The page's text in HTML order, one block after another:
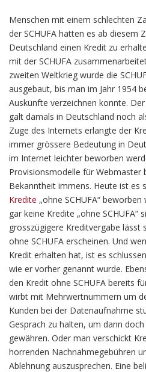
Menschen mit einem schlechten
der SCHUFA hatten es ab diesem
Deutschland einen Kredit zu
mit der SCHUFA
zweiten Weltkrieg wurde die
ausgebaut, bis man im Jahr 1954
Auskünfte verzeichnen konnte.
galt damals in Deutschland noch
Zuge des Internets erlangte der
immer grössere Bedeutung in
im Internet leichter beworben
Provisionsmodelle für Webmaster
Bekanntheit immens. Heute ist es
Kredite „ohne SCHUFA“
gar keine Kredite „ohne SCHUFA“
grosszügigere Kreditvergabe lässt
ohne SCHUFA erscheinen. Und
Kredit erhalten hat, ist es
wie er vorher genannt wurde.
den Kredit ohne SCHUFA bereits
wirbt mit Mehrwertnummern um
Kunden bei der Datenaufnahme
Gesprach zu halten, um dann
gewähren. Oder man verschickt
horrenden Nachnahmegebühren
Ablehnung auszusprechen. Eine